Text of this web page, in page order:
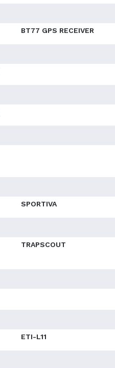
BT77 GPS RECEIVER
SPORTIVA
TRAPSCOUT
ETI-L11